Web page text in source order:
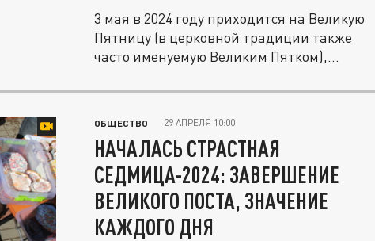
3 мая в 2024 году приходится на Великую
Пятницу (в церковной традиции также
часто именуемую Великим Пятком),...
ОБЩЕСТВО 29 АПРЕЛЯ 10:00
НАЧАЛАСЬ СТРАСТНАЯ
СЕДМИЦА-2024: ЗАВЕРШЕНИЕ
ВЕЛИКОГО ПОСТА, ЗНАЧЕНИЕ
КАЖДОГО ДНЯ